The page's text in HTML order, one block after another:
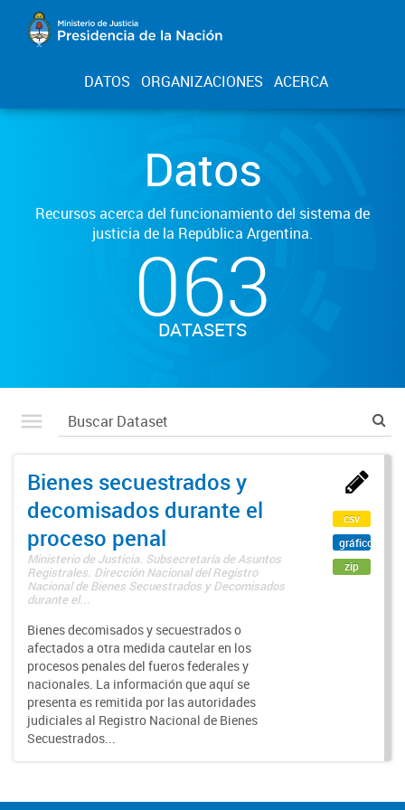
DATOS ORGANIZACIONES ACERCA
Datos
Recursos acerca del funcionamiento del sistema de
justicia de la República Argentina.
063
DATASETS
Bienes secuestrados y
decomisados durante el
proceso penal
Ministerio de Justicia. Subsecretaría de Asuntos
Registrales. Dirección Nacional del Registro
Nacional de Bienes Secuestrados y Decomisados
durante el...
Bienes decomisados y secuestrados o
afectados a otra medida cautelar en los
procesos penales del fueros federales y
nacionales. La información que aquí se
presenta es remitida por las autoridades
judiciales al Registro Nacional de Bienes
Secuestrados...
csv
gráfico
zip